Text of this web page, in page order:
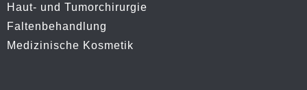
Haut- und Tumorchirurgie
Faltenbehandlung
Medizinische Kosmetik